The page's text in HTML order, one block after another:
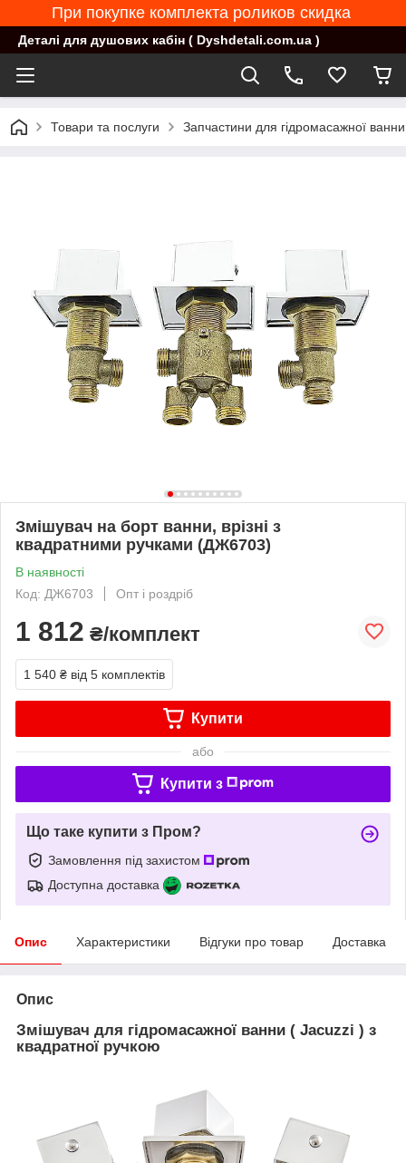
При покупке комплекта роликов скидка
Деталі для душових кабін ( Dyshdetali.com.ua )
Товари та послуги Запчастини для гідромасажної ванни
Змішувач на борт ванни, врізні з
квадратними ручками (ДЖ6703)
В наявності
Код: ДЖ6703
Опт і роздріб
1 812 ₴/комплект
1 540 ₴ від 5 комплектів
Купити
або
Купити з
Що таке купити з Пром?
Замовлення під захистом
Доступна доставка
Опис Характеристики Відгуки про товар Доставка
Опис
Змішувач для гідромасажної ванни ( Jacuzzi ) з
квадратної ручкою